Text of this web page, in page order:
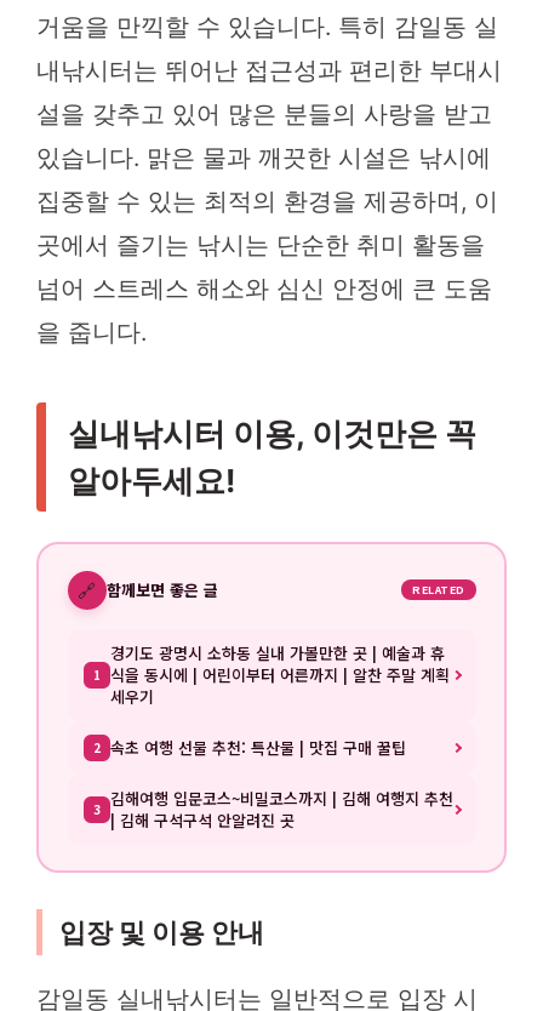
거움을 만끽할 수 있습니다. 특히 감일동 실
내낚시터는 뛰어난 접근성과 편리한 부대시
설을 갖추고 있어 많은 분들의 사랑을 받고
있습니다. 맑은 물과 깨끗한 시설은 낚시에
집중할 수 있는 최적의 환경을 제공하며, 이
곳에서 즐기는 낚시는 단순한 취미 활동을
넘어 스트레스 해소와 심신 안정에 큰 도움
을 줍니다.
실내낚시터 이용, 이것만은 꼭
알아두세요!
🔗 함께보면 좋은 글 RELATED
1
경기도 광명시 소하동 실내 가볼만한 곳 | 예술과 휴
식을 동시에 | 어린이부터 어른까지 | 알찬 주말 계획
세우기
2 속초 여행 선물 추천: 특산물 | 맛집 구매 꿀팁
3 김해여행 입문코스~비밀코스까지 | 김해 여행지 추천
| 김해 구석구석 안알려진 곳
입장 및 이용 안내
감일동 실내낚시터는 일반적으로 입장 시